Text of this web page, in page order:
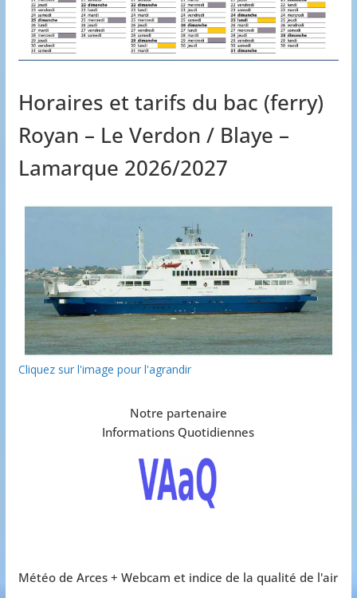
Horaires et tarifs du bac (ferry)
Royan – Le Verdon / Blaye –
Lamarque 2026/2027
Cliquez sur l'image pour l'agrandir
Notre partenaire
Informations Quotidiennes
Météo de Arces + Webcam et indice de la qualité de l'air